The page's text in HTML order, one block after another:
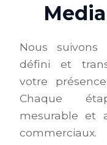
Nous suivons
défini et
votre
Chaque
mesurable et
commerciaux.